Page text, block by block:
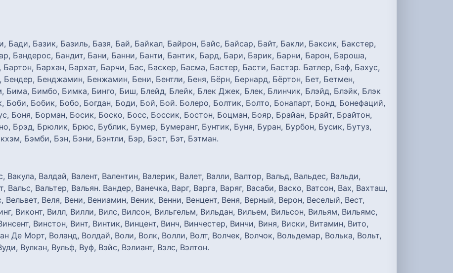
Бади, Базик, Базиль, Базя, Бай, Байкал, Байрон, Байс, Байсар, Байт, Бакли, Баксик, Бакстер,
Бандерос, Бандит, Бани, Банни, Банти, Бантик, Бард, Бари, Барик, Барни, Барон, Бароша,
Бархан, Бархат, Барчи, Бас, Баскер, Басма, Бастер, Басти, Бастэр. Батлер, Баф, Бахус,
Бенджамин, Бенжамин, Бени, Бентли, Беня, Бёрн, Бернард, Бёртон, Бет, Бетмен,
Бима, Бимбо, Бимка, Бинго, Биш, Блейд, Блейк, Блек Джек, Блек, Блинчик, Блэйд, Блэйк, Блэк
Боби, Бобик, Бобо, Богдан, Боди, Бой, Бой. Болеро, Болтик, Болто, Бонапарт, Бонд, Бонефаций,
Боня, Борман, Босик, Боско, Босс, Боссик, Бостон, Боцман, Бояр, Брайан, Брайт, Брайтон,
Брэд, Брюлик, Брюс, Бублик, Бумер, Бумеранг, Бунтик, Буня, Буран, Бурбон, Бусик, Бутуз,
Бэмби, Бэн, Бэни, Бэнтли, Бэр, Бэст, Бэт, Бэтман.
Вакула, Валдай, Валент, Валентин, Валерик, Валет, Валли, Валтор, Вальд, Вальдес, Вальди,
Вальтер, Вальян. Вандер, Ванечка, Варг, Варга, Варяг, Васаби, Васко, Ватсон, Вах, Вахташ,
Вельвет, Веля, Вени, Вениамин, Веник, Венни, Венцент, Веня, Верный, Верон, Веселый, Вест,
Виконт, Вилл, Вилли, Вилс, Вилсон, Вильгельм, Вильдaн, Вильем, Вильсон, Вильям, Вильямс,
Винстон, Винт, Винтик, Винцент, Винч, Винчестер, Винчи, Виня, Виски, Витамин, Вито,
Де Морт, Воланд, Волдай, Воли, Волк, Волли, Волт, Волчек, Волчок, Вольдемар, Волька, Вольт,
Вулкан, Вульф, Вуф, Вэйс, Вэлиант, Вэлс, Вэлтон.